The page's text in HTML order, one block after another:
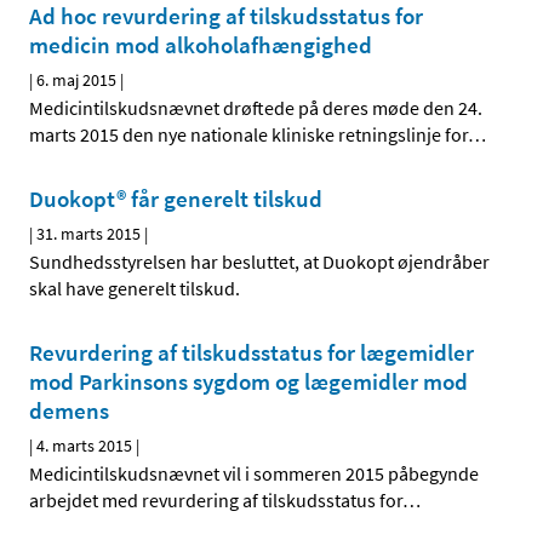
Ad hoc revurdering af tilskudsstatus for
medicin mod alkoholafhængighed
|6. maj 2015 |
Medicintilskudsnævnet drøftede på deres møde den 24.
marts 2015 den nye nationale kliniske retningslinje for…
Duokopt® får generelt tilskud
|31. marts 2015 |
Sundhedsstyrelsen har besluttet, at Duokopt øjendråber
skal have generelt tilskud.
Revurdering af tilskudsstatus for lægemidler
mod Parkinsons sygdom og lægemidler mod
demens
|4. marts 2015 |
Medicintilskudsnævnet vil i sommeren 2015 påbegynde
arbejdet med revurdering af tilskudsstatus for…